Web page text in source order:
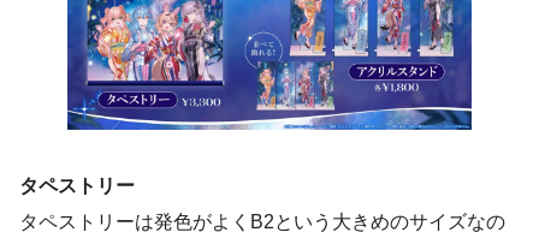
タペストリー
タペストリーは発色がよくB2という大きめのサイズなの